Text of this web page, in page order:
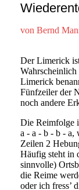
von Bernd
Der Limerick
Wahrscheinlich
Limerick
Fünfzeiler der
noch andere
Die Reimfolge
a - a - b - b - a,
Zeilen 2
Häufig steht in
sinnvolle)
die Reime
oder ich fress’